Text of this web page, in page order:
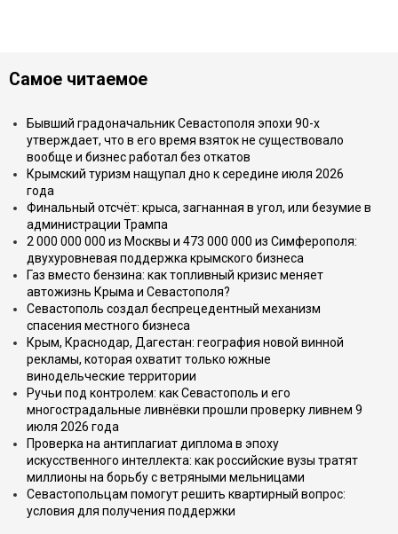
Самое читаемое
Бывший градоначальник Севастополя эпохи 90-х
утверждает, что в его время взяток не существовало
вообще и бизнес работал без откатов
Крымский туризм нащупал дно к середине июля 2026
года
Финальный отсчёт: крыса, загнанная в угол, или безумие в
администрации Трампа
2 000 000 000 из Москвы и 473 000 000 из Симферополя:
двухуровневая поддержка крымского бизнеса
Газ вместо бензина: как топливный кризис меняет
автожизнь Крыма и Севастополя?
Севастополь создал беспрецедентный механизм
спасения местного бизнеса
Крым, Краснодар, Дагестан: география новой винной
рекламы, которая охватит только южные
винодельческие территории
Ручьи под контролем: как Севастополь и его
многострадальные ливнёвки прошли проверку ливнем 9
июля 2026 года
Проверка на антиплагиат диплома в эпоху
искусственного интеллекта: как российские вузы тратят
миллионы на борьбу с ветряными мельницами
Севастопольцам помогут решить квартирный вопрос:
условия для получения поддержки